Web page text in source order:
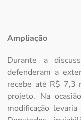
Ampliação
Durante a
defenderam a
recebe até R$ 7,3
projeto. Na
modificação